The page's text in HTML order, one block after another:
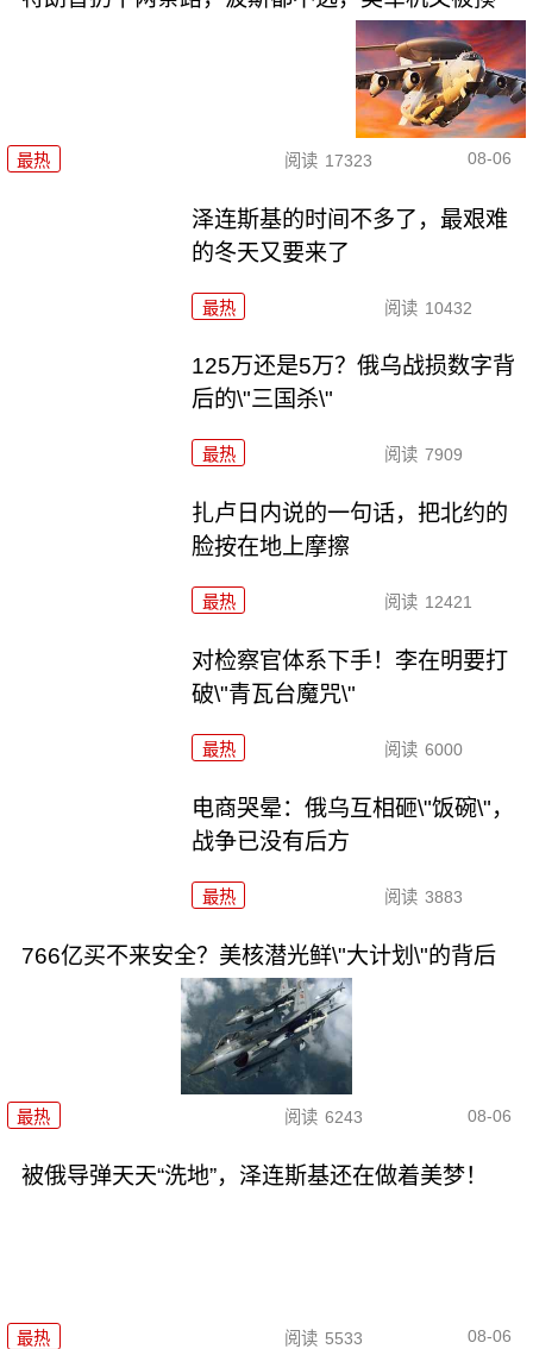
最热 阅读 17323 08-06
泽连斯基的时间不多了，最艰难
的冬天又要来了
最热 阅读 10432
125万还是5万？俄乌战损数字背
后的\"三国杀\"
最热 阅读 7909
扎卢日内说的一句话，把北约的
脸按在地上摩擦
最热 阅读 12421
对检察官体系下手！李在明要打
破\"青瓦台魔咒\"
最热 阅读 6000
电商哭晕：俄乌互相砸\"饭碗\"，
战争已没有后方
最热 阅读 3883
766亿买不来安全？美核潜光鲜\"大计划\"的背后
最热 阅读 6243 08-06
被俄导弹天天“洗地”，泽连斯基还在做着美梦！
最热 阅读 5533 08-06